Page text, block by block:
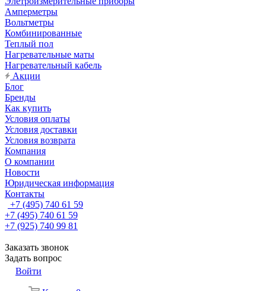
Амперметры
Вольтметры
Комбинированные
Теплый пол
Нагревательные маты
Нагревательный кабель
Акции
Блог
Бренды
Как купить
Условия оплаты
Условия доставки
Условия возврата
Компания
О компании
Новости
Юридическая информация
Контакты
+7 (495) 740 61 59
+7 (495) 740 61 59
+7 (925) 740 99 81
Заказать звонок
Задать вопрос
Войти